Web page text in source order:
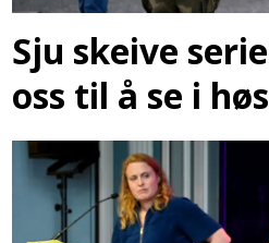
Sju skeive
oss til å se i